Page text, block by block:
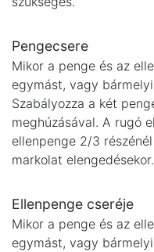
Pengecsere
Mikor a penge és az
egymást, vagy
Szabályozza a két
meghúzásával. A rugó
ellenpenge 2/3
markolat elengedésekor.
Ellenpenge cseréje
Mikor a penge és az
egymást, vagy